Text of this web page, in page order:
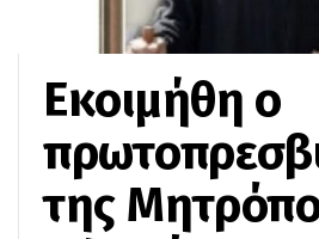
Εκοιμήθη ο
της